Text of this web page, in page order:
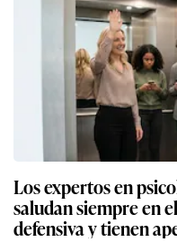
Los expertos en
saludan siempre en
defensiva y tienen